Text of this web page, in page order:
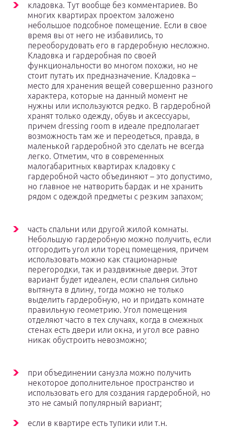
кладовка. Тут вообще без комментариев. Во
многих квартирах проектом заложено
небольшое подсобное помещение. Если в свое
время вы от него не избавились, то
переоборудовать его в гардеробную несложно.
Кладовка и гардеробная по своей
функциональности во многом похожи, но не
стоит путать их предназначение. Кладовка –
место для хранения вещей совершенно разного
характера, которые на данный момент не
нужны или используются редко. В гардеробной
хранят только одежду, обувь и аксессуары,
причем dressing room в идеале предполагает
возможность там же и переодеться, правда, в
маленькой гардеробной это сделать не всегда
легко. Отметим, что в современных
малогабаритных квартирах кладовку с
гардеробной часто объединяют – это допустимо,
но главное не натворить бардак и не хранить
рядом с одеждой предметы с резким запахом;
часть спальни или другой жилой комнаты.
Небольшую гардеробную можно получить, если
отгородить угол или торец помещения, причем
использовать можно как стационарные
перегородки, так и раздвижные двери. Этот
вариант будет идеален, если спальня сильно
вытянута в длину, тогда можно не только
выделить гардеробную, но и придать комнате
правильную геометрию. Угол помещения
отделяют часто в тех случаях, когда в смежных
стенах есть двери или окна, и угол все равно
никак обустроить невозможно;
при объединении санузла можно получить
некоторое дополнительное пространство и
использовать его для создания гардеробной, но
это не самый популярный вариант;
если в квартире есть тупики или т.н.